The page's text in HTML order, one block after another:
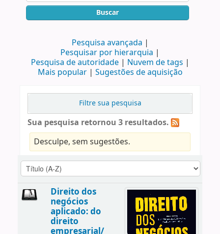
Buscar
Pesquisa avançada
Pesquisar por hierarquia
Pesquisa de autoridade
Nuvem de tags
Mais popular
Sugestões de aquisição
Filtre sua pesquisa
Sua pesquisa retornou 3 resultados.
Desculpe, sem sugestões.
Direito dos
negócios
aplicado: do
direito
empresarial/